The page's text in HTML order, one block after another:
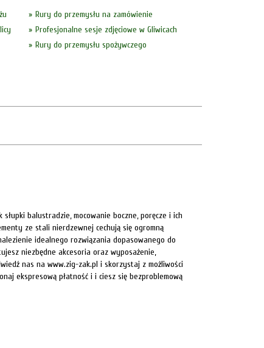
Rury do przemysłu na zamówienie
Profesjonalne sesje zdjęciowe w Gliwicach
Rury do przemysłu spożywczego
balustradzie, mocowanie boczne, poręcze i ich
ze stali nierdzewnej cechują się ogromną
idealnego rozwiązania dopasowanego do
niezbędne akcesoria oraz wyposażenie,
nas na www.zig-zak.pl i skorzystaj z możliwości
ekspresową płatność i i ciesz się bezproblemową